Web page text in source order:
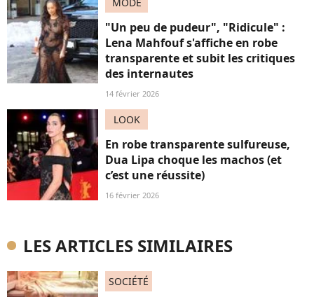
"Un peu de pudeur", "Ridicule" :
Lena Mahfouf s'affiche en robe
transparente et subit les critiques
des internautes
14 février 2026
LOOK
En robe transparente sulfureuse,
Dua Lipa choque les machos (et
c’est une réussite)
16 février 2026
LES ARTICLES SIMILAIRES
SOCIÉTÉ